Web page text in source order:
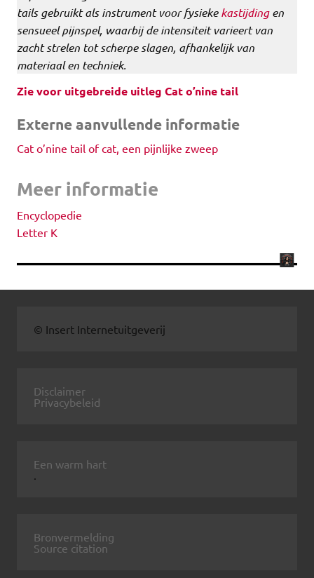
tails gebruikt als instrument voor fysiekekastijdingen
sensueel pijnspel, waarbij de intensiteit varieert van
zacht strelen tot scherpe slagen, afhankelijk van
materiaal en techniek.
Zie voor uitgebreide uitleg Cat o’nine tail
Externe aanvullende informatie
Cat o’nine tail of cat, een pijnlijke zweep
Meer informatie
Encyclopedie
Letter K
© Insert Internetuitgeverij
Disclaimer
Privacybeleid
Een warm hart
Bronvermelding
Source citation